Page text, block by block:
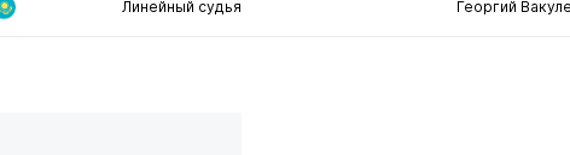
Линейный судья Георгий